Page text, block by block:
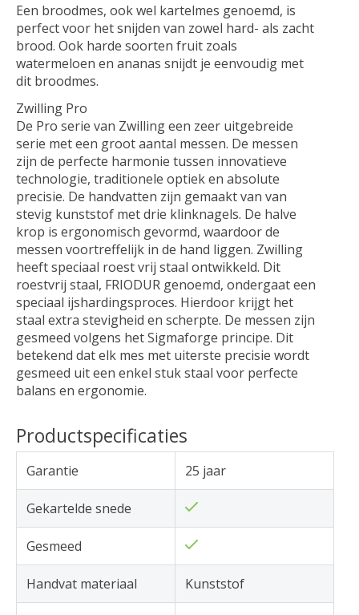
Een broodmes, ook wel kartelmes genoemd, is
perfect voor het snijden van zowel hard- als zacht
brood. Ook harde soorten fruit zoals
watermeloen en ananas snijdt je eenvoudig met
dit broodmes.
Zwilling Pro
De Pro serie van Zwilling een zeer uitgebreide
serie met een groot aantal messen. De messen
zijn de perfecte harmonie tussen innovatieve
technologie, traditionele optiek en absolute
precisie. De handvatten zijn gemaakt van van
stevig kunststof met drie klinknagels. De halve
krop is ergonomisch gevormd, waardoor de
messen voortreffelijk in de hand liggen. Zwilling
heeft speciaal roest vrij staal ontwikkeld. Dit
roestvrij staal, FRIODUR genoemd, ondergaat een
speciaal ijshardingsproces. Hierdoor krijgt het
staal extra stevigheid en scherpte. De messen zijn
gesmeed volgens het Sigmaforge principe. Dit
betekend dat elk mes met uiterste precisie wordt
gesmeed uit een enkel stuk staal voor perfecte
balans en ergonomie.
Productspecificaties
Garantie 25 jaar
Gekartelde snede
Gesmeed
Handvat materiaal Kunststof